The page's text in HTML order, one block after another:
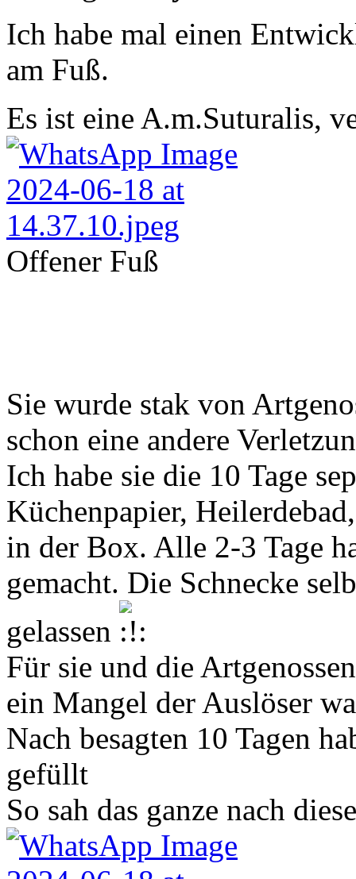
Ich habe mal einen
am Fuß.
Es ist eine A.m.Suturalis,
Offener Fuß
Sie wurde stak von
schon eine andere
Ich habe sie die 10 Tage
Küchenpapier,
in der Box. Alle 2-3 Tage
gemacht. Die Schnecke
gelassen
Für sie und die
ein Mangel der Auslöser
Nach besagten 10 Tagen
gefüllt
So sah das ganze nach